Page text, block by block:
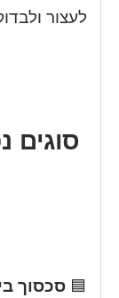
לעצור
סוגים
🟦 סכסוך